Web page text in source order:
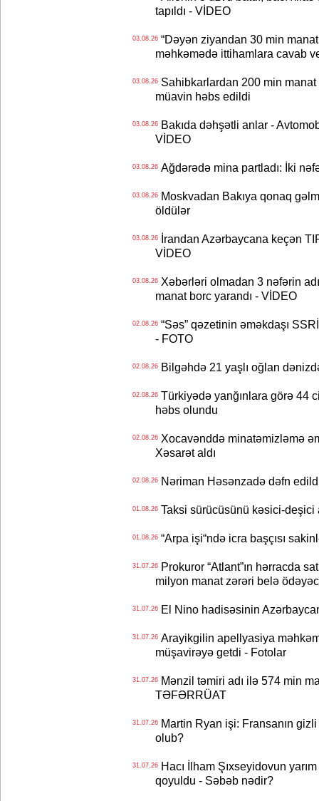
tapıldı - VİDEO
03.08.26“Dəyən ziyandan 30 min
məhkəmədə ittihamlara cavab
03.08.26Sahibkarlardan 200 min manat
müavin həbs edildi
03.08.26Bakıda dəhşətli anlar -
VİDEO
03.08.26Ağdərədə mina partladı: İki
03.08.26Moskvadan Bakıya qonaq
öldülər
03.08.26İrandan Azərbaycana keçən
VİDEO
03.08.26Xəbərləri olmadan 3 nəfərin
manat borc yarandı - VİDEO
02.08.26“Səs” qəzetinin əməkdaşı
- FOTO
02.08.26Bilgəhdə 21 yaşlı oğlan
02.08.26Türkiyədə yanğınlara görə 44
həbs olundu
02.08.26Xocavənddə minatəmizləmə
Xəsarət aldı
02.08.26Nəriman Həsənzadə dəfn
01.08.26Taksi sürücüsünü kəsici-deşici
01.08.26“Arpa işi“ndə icra başçısı
31.07.26Prokuror “Atlant”ın hərracda
milyon manat zərəri belə
31.07.26El Nino hadisəsinin
31.07.26Arayikgilin apellyasiya
müşavirəyə getdi - Fotolar
31.07.26Mənzil təmiri adı ilə 574 min
TƏFƏRRÜAT
31.07.26Martin Ryan işi: Fransanın gizli
olub?
31.07.26Hacı İlham Şıxseyidovun
qoyuldu - Səbəb nədir?